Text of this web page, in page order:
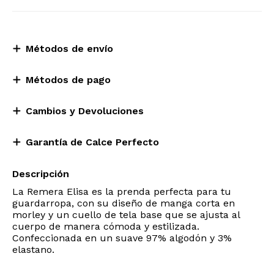
Métodos de envío
Métodos de pago
Cambios y Devoluciones
Garantía de Calce Perfecto
Descripción
La Remera Elisa es la prenda perfecta para tu
guardarropa, con su diseño de manga corta en
morley y un cuello de tela base que se ajusta al
cuerpo de manera cómoda y estilizada.
Confeccionada en un suave 97% algodón y 3%
elastano.